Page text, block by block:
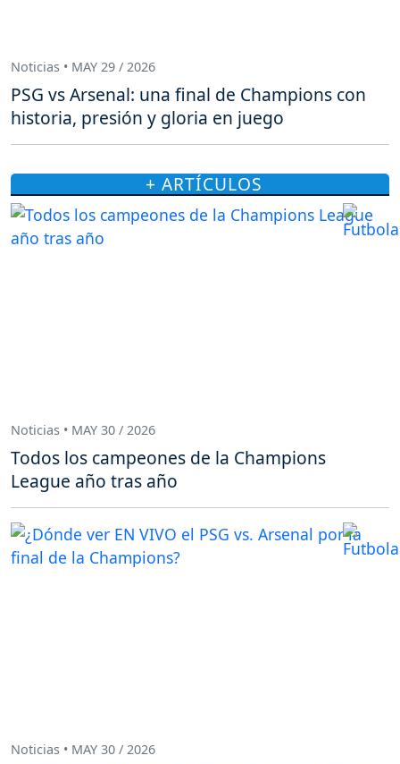
Noticias • MAY 29 / 2026
PSG vs Arsenal: una final de Champions con
historia, presión y gloria en juego
+ ARTÍCULOS
Noticias • MAY 30 / 2026
Todos los campeones de la Champions
League año tras año
Noticias • MAY 30 / 2026